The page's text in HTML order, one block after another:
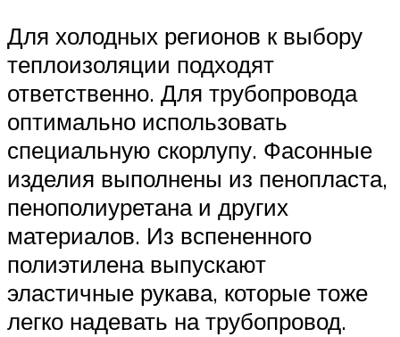
Для холодных регионов к выбору
теплоизоляции подходят
ответственно. Для трубопровода
оптимально использовать
специальную скорлупу. Фасонные
изделия выполнены из пенопласта,
пенополиуретана и других
материалов. Из вспененного
полиэтилена выпускают
эластичные рукава, которые тоже
легко надевать на трубопровод.